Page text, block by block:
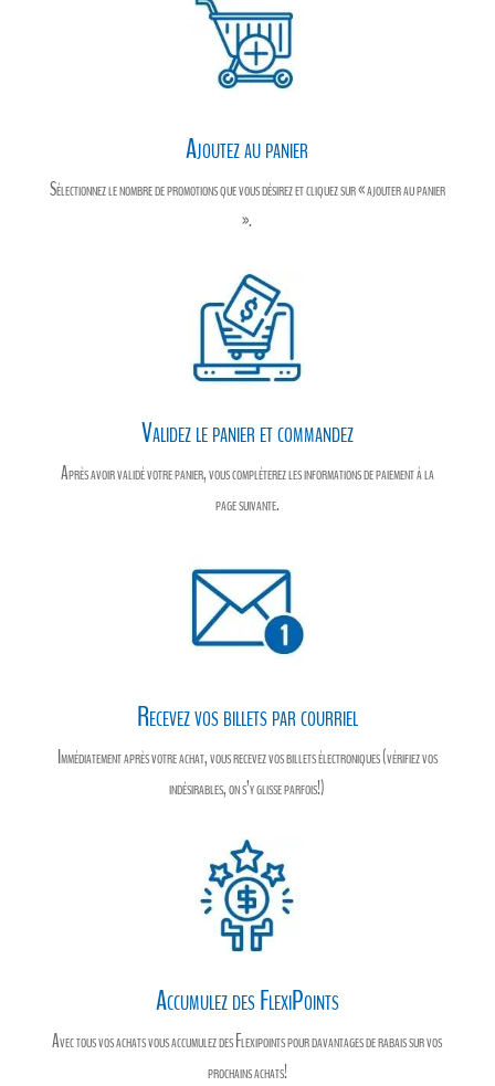
Ajoutez au panier
Sélectionnez le nombre de promotions que vous désirez et cliquez sur « ajouter au panier
».
Validez le panier et commandez
Après avoir validé votre panier, vous compléterez les informations de paiement à la
page suivante.
Recevez vos billets par courriel
Immédiatement après votre achat, vous recevez vos billets électroniques (vérifiez vos
indésirables, on s’y glisse parfois!)
Accumulez des FlexiPoints
Avec tous vos achats vous accumulez des Flexipoints pour davantages de rabais sur vos
prochains achats!